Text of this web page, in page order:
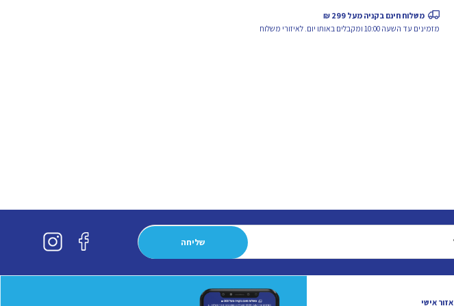
אדממה
משלוח חינם בקניה מעל 299 ₪
מזמינים עד השעה 10:00 ומקבלים באותו יום.
לאיזורי משלוח
אזור אישי